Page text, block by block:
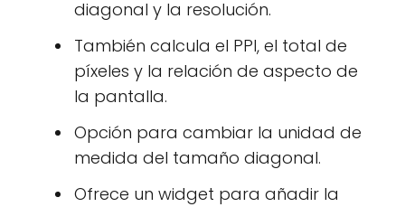
diagonal y la resolución.
También calcula el PPI, el total de
píxeles y la relación de aspecto de
la pantalla.
Opción para cambiar la unidad de
medida del tamaño diagonal.
Ofrece un widget para añadir la